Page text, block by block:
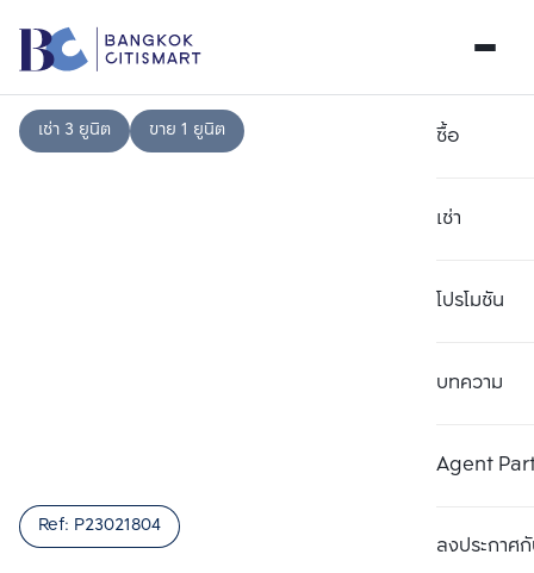
ซื้อ
เช่า
โปรโมชัน
บทความ
Agent
ลงประกาศกั
เช่า 3 ยูนิต ขาย 1 ยูนิต
Ref: P23021804 เปรียบเทียบ